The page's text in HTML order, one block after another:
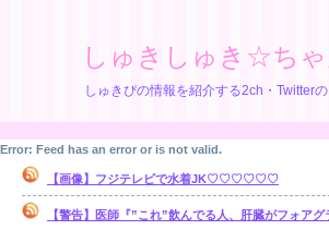
しゅきしゅき☆ちゃ
しゅきぴの情報を紹介する2ch・Twitter
Error: Feed has an error or is not valid.
【画像】フジテレビで水着JK♡♡♡♡♡♡
【警告】医師『”これ”飲んでる人、肝臓がフォア